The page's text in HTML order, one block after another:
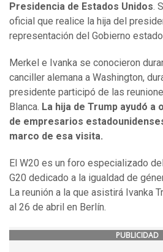
Presidencia de Estados Unidos.
oficial que realice la hija del
representación del Gobierno
Merkel e Ivanka se conocieron
canciller alemana a Washington,
presidente participó de las
Blanca. La hija de Trump ayudó
de empresarios
marco de esa visita.
El W20 es un foro especializado
G20 dedicado a la igualdad de
La reunión a la que asistirá Ivanka
al 26 de abril en Berlín.
PUBLICIDAD